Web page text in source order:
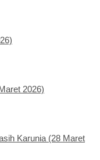
2026)
Karunia (28 Maret